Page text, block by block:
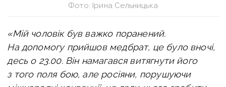
Фото: Ірина Сельницька
«Мій чоловік був важко поранений.
На допомогу прийшов медбрат, це було вночі,
десь о 23.00. Він намагався витягнути його
з того поля бою, але росіяни, порушуючи